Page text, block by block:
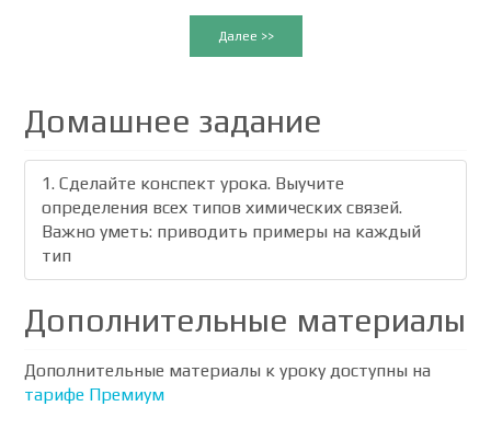
Далее >>
Домашнее задание
1. Cделайте конспект урока. Выучите
определения всех типов химических связей.
Важно уметь: приводить примеры на каждый
тип
Дополнительные материалы
Дополнительные материалы к уроку доступны на
тарифе Премиум